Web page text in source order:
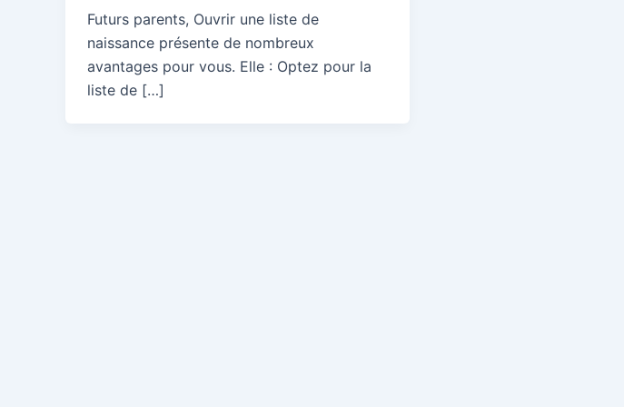
Futurs parents, Ouvrir une liste de
naissance présente de nombreux
avantages pour vous. Elle : Optez pour la
liste de […]